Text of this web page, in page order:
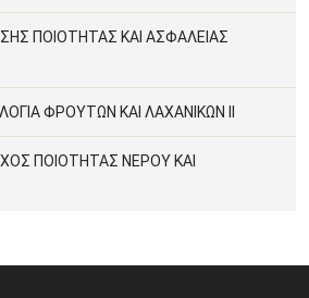
ΠΟΙΟΤΗΤΑΣ ΚΑΙ ΑΣΦΑΛΕΙΑΣ
ΦΡΟΥΤΩΝ ΚΑΙ ΛΑΧΑΝΙΚΩΝ II
ΠΟΙΟΤΗΤΑΣ ΝΕΡΟΥ ΚΑΙ